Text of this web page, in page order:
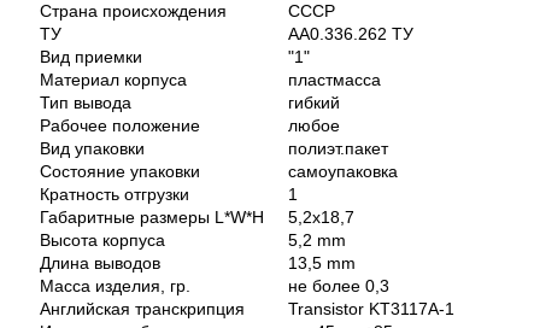
Страна происхождения
СССР
ТУ
АА0.336.262 ТУ
Вид приемки
"1"
Материал корпуса
пластмасса
Тип вывода
гибкий
Рабочее положение
любое
Вид упаковки
полиэт.пакет
Состояние упаковки
самоупаковка
Кратность отгрузки
1
Габаритные размеры L*W*H
5,2х18,7
Высота корпуса
5,2 mm
Длина выводов
13,5 mm
Масса изделия, гр.
не более 0,3
Английская транскрипция
Transistor KT3117A-1